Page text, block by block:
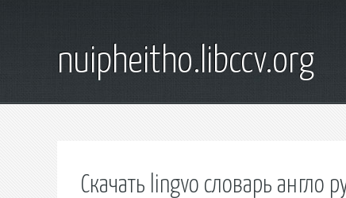
nuipheitho.libccv.org
Скачать lingvo словарь англо